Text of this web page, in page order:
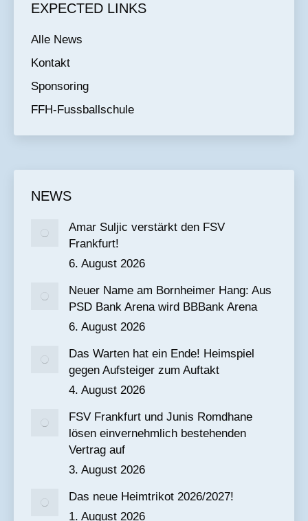
EXPECTED LINKS
Alle News
Kontakt
Sponsoring
FFH-Fussballschule
NEWS
Amar Suljic verstärkt den FSV
Frankfurt!
6. August 2026
Neuer Name am Bornheimer Hang: Aus
PSD Bank Arena wird BBBank Arena
6. August 2026
Das Warten hat ein Ende! Heimspiel
gegen Aufsteiger zum Auftakt
4. August 2026
FSV Frankfurt und Junis Romdhane
lösen einvernehmlich bestehenden
Vertrag auf
3. August 2026
Das neue Heimtrikot 2026/2027!
1. August 2026